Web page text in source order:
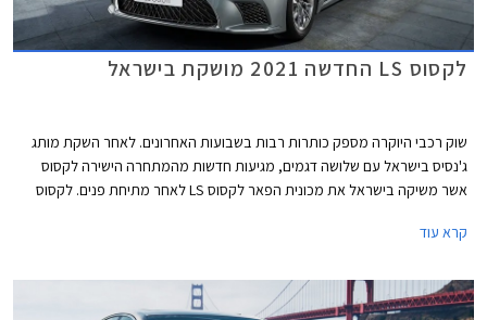
לקסוס LS החדשה 2021 מושקת בישראל
שוק רכבי היוקרה מספק כותרות רבות בשבועות האחרונים. לאחר השקת מותג
ג'נסיס בישראל עם שלושה דגמים, מגיעות חדשות מהמתחרה הישירה לקסוס
אשר משיקה בישראל את מכונית הפאר לקסוס LS לאחר מתיחת פנים. לקסוס
הלקוחות האמריקאים ולבנות את מוניטין האיכות והאמינות אותו מטפחת
קרא עוד